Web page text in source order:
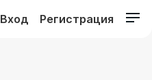
Вход Регистрация